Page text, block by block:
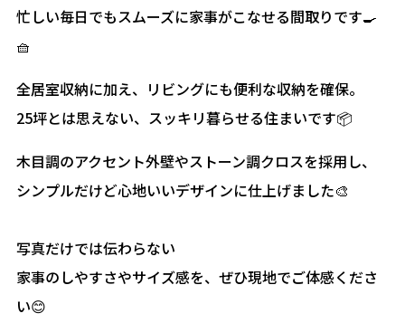
忙しい毎日でもスムーズに家事がこなせる間取りです🍳
🧺
全居室収納に加え、リビングにも便利な収納を確保。
25坪とは思えない、スッキリ暮らせる住まいです📦
木目調のアクセント外壁やストーン調クロスを採用し、
シンプルだけど心地いいデザインに仕上げました🎨
写真だけでは伝わらない
家事のしやすさやサイズ感を、ぜひ現地でご体感くださ
い😊